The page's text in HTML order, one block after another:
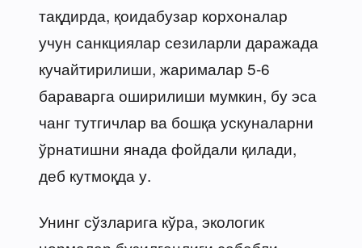
тақдирда, қоидабузар корхоналар
учун санкциялар сезиларли даражада
кучайтирилиши, жарималар 5-6
бараварга оширилиши мумкин, бу эса
чанг тутгичлар ва бошқа ускуналарни
ўрнатишни янада фойдали қилади,
деб кутмоқда у.
Унинг сўзларига кўра, экологик